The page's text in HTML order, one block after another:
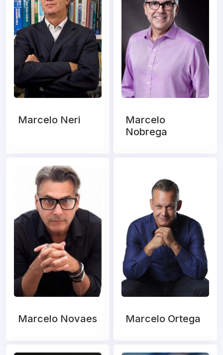
Marcelo Neri
Marcelo
Nobrega
Marcelo Novaes Marcelo Ortega